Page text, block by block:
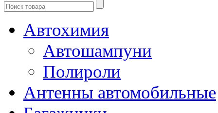
Автохимия
Автошампуни
Полироли
Антенны автомобильные